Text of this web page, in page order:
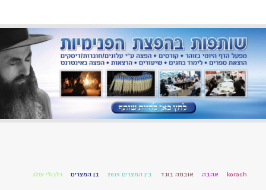
korach אהבה אובמה בוגד בין המצרים 2019 בן המצרים גלגולי שלג